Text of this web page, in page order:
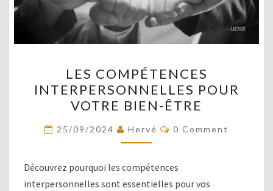
COMPÉTENCES
INTERPERSONNELLES
POUR
VOTRE
BIEN-
ÊTRE
LES COMPÉTENCES
INTERPERSONNELLES POUR
VOTRE BIEN-ÊTRE
25/09/2024 Hervé COMMENTS
0 Comment
Découvrez pourquoi les compétences
interpersonnelles sont essentielles pour vos